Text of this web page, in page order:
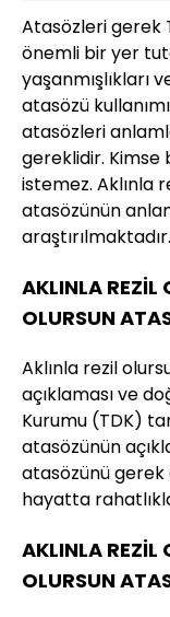
Atasözleri gerek
önemli bir yer
yaşanmışlıkları
atasözü
atasözleri
gereklidir. Kimse
istemez. Aklınla
atasözünün
araştırılmaktadır.
AKLINLA REZİL
OLURSUN
Aklınla rezil
açıklaması ve
Kurumu (TDK)
atasözünün
atasözünü
hayatta
AKLINLA REZİL
OLURSUN